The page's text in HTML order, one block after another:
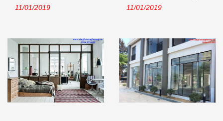
điểm...
11/01/2019
tại...
11/01/2019